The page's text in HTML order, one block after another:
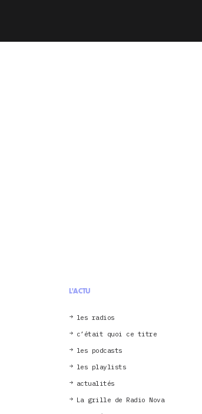
L'ACTU
les radios
c’était quoi ce titre
les podcasts
les playlists
actualités
La grille de Radio Nova